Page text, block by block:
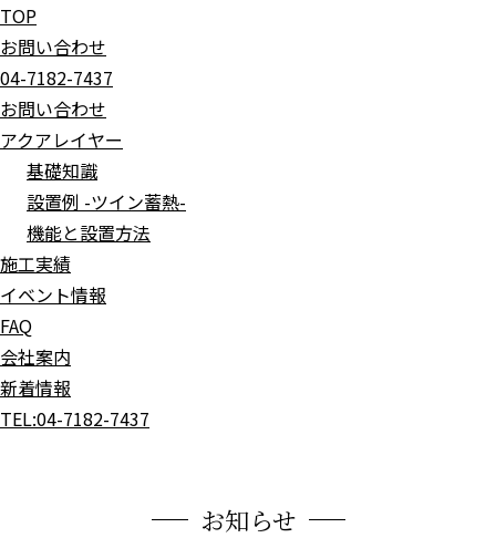
TOP
お問い合わせ
04-7182-7437
お問い合わせ
アクアレイヤー
基礎知識
設置例 -ツイン蓄熱-
機能と設置方法
施工実績
イベント情報
FAQ
会社案内
新着情報
TEL:04-7182-7437
お知らせ